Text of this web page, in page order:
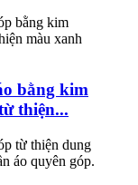
bằng kim
thiện...